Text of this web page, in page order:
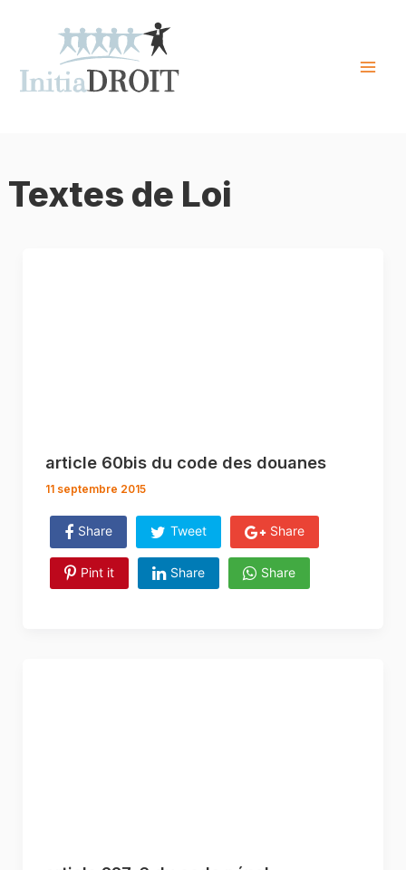
Textes de Loi
article 60bis du code des douanes
11 septembre 2015
Share Tweet Share
Pint it Share Share